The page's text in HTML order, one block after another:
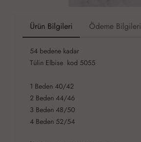
Ürün Bilgileri Ödeme Bilgileri
54 bedene kadar
Tülin Elbise kod 5055
1 Beden 40/42
2 Beden 44/46
3 Beden 48/50
4 Beden 52/54